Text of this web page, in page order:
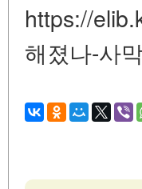
https://
해졌나-사